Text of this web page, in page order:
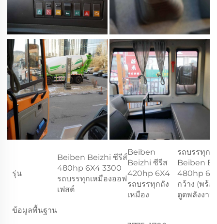
รุ่น
Beiben Beizhi ซีรีส์
480hp 6X4 3300
รถบรรทุกเหมืองออฟ
เฟสต์
Beiben
Beizhi ซีรีส
420hp 6X4
รถบรรทุกถัง
เหมือง
รถบรรทุกถั
Beiben
480hp
กว้าง (พร้อ
ดูดพลังงาน)
ข้อมูลพื้นฐาน